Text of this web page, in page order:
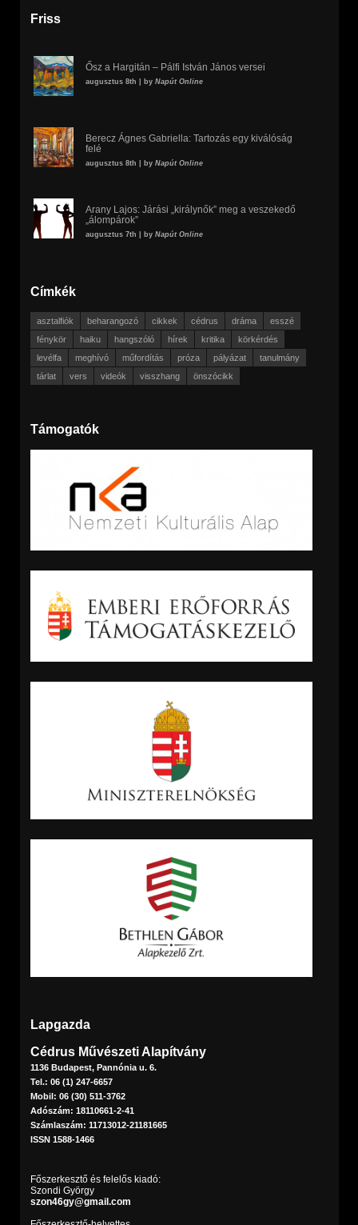
Friss
Ősz a Hargitán – Pálfi István János versei
augusztus 8th | by Napút Online
Berecz Ágnes Gabriella: Tartozás egy kiválóság
felé
augusztus 8th | by Napút Online
Arany Lajos: Járási „királynők” meg a veszekedő
„álompárok”
augusztus 7th | by Napút Online
Címkék
asztalfiók beharangozó cikkek cédrus dráma
esszé
fénykör
haiku hangszóló hírek kritika
körkérdés
levélfa
meghívó műfordítás próza pályázat
tanulmány
tárlat
vers videók visszhang önszócikk
Támogatók
Lapgazda
Cédrus Művészeti Alapítvány
1136 Budapest, Pannónia u. 6.
Tel.: 06 (1) 247-6657
Mobil: 06 (30) 511-3762
Adószám: 18110661-2-41
Számlaszám: 11713012-21181665
ISSN 1588-1466
Főszerkesztő és felelős kiadó:
Szondi György
szon46gy@gmail.com